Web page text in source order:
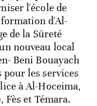
l'école de
d'Al-
de la Sûreté
nouveau local
Beni Bouayach
pour les services
à Al-Hoceima,
Fès et Témara.